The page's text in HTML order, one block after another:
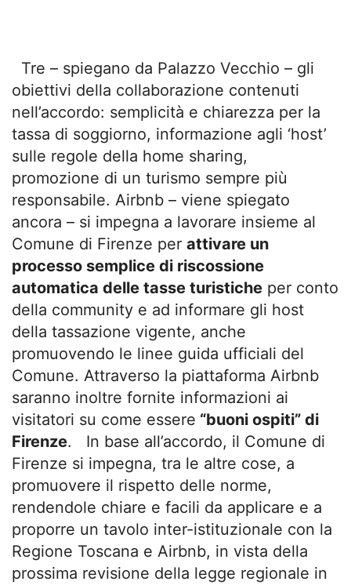
Tre – spiegano da Palazzo Vecchio – gli
obiettivi della collaborazione contenuti
nell’accordo: semplicità e chiarezza per la
tassa di soggiorno, informazione agli ‘host’
sulle regole della home sharing,
promozione di un turismo sempre più
responsabile. Airbnb – viene spiegato
ancora – si impegna a lavorare insieme al
Comune di Firenze per attivare un
processo semplice di riscossione
automatica delle tasse turistiche per conto
della community e ad informare gli host
della tassazione vigente, anche
promuovendo le linee guida ufficiali del
Comune. Attraverso la piattaforma Airbnb
saranno inoltre fornite informazioni ai
visitatori su come essere “buoni ospiti” di
Firenze. In base all’accordo, il Comune di
Firenze si impegna, tra le altre cose, a
promuovere il rispetto delle norme,
rendendole chiare e facili da applicare e a
proporre un tavolo inter-istituzionale con la
Regione Toscana e Airbnb, in vista della
prossima revisione della legge regionale in